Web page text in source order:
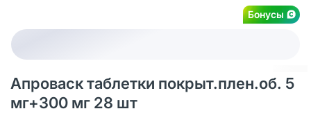
Бонусы
Апроваск таблетки покрыт.плен.об. 5
мг+300 мг 28 шт